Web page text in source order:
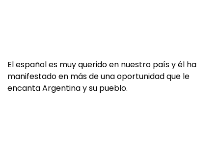
El español es muy querido en nuestro país y él ha
manifestado en más de una oportunidad que le
encanta Argentina y su pueblo.